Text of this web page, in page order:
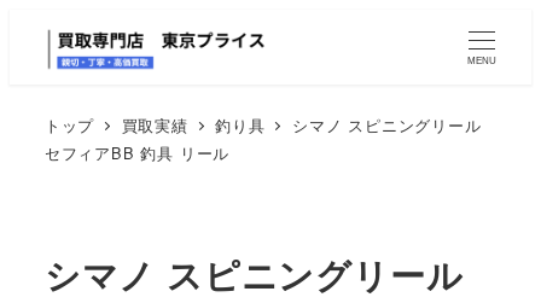
MENU
トップ 買取実績 釣り具
シマノ スピニングリール
セフィアBB 釣具 リール
シマノ スピニングリール